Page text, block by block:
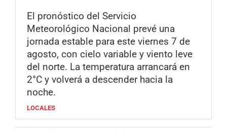
El pronóstico del Servicio
Meteorológico Nacional prevé una
jornada estable para este viernes 7 de
agosto, con cielo variable y viento leve
del norte. La temperatura arrancará en
2°C y volverá a descender hacia la
noche.
LOCALES